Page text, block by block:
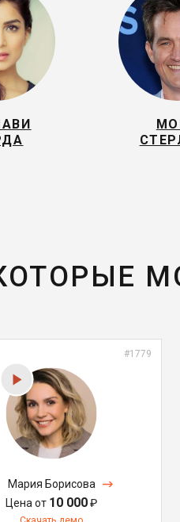
#1779
Мария Борисова
Цена от 10 000₽